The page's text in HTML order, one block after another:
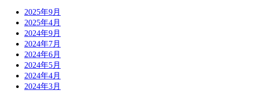
2025年9月
2025年4月
2024年9月
2024年7月
2024年6月
2024年5月
2024年4月
2024年3月